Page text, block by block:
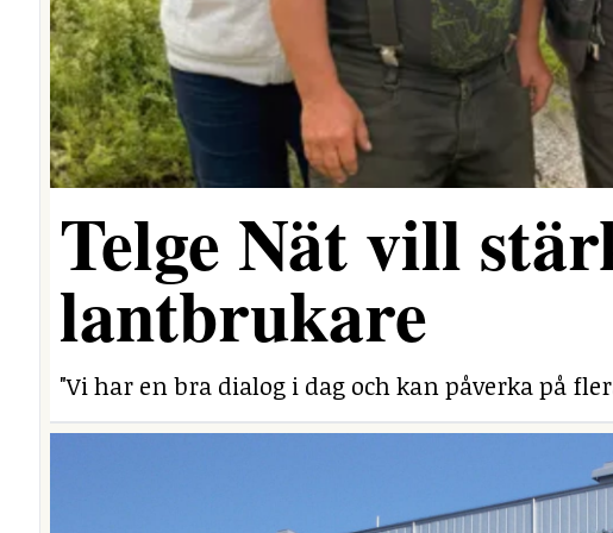
Telge Nät vill
lantbrukare
"Vi har en bra dialog i dag och kan påverka på